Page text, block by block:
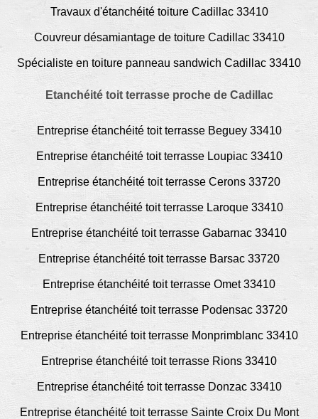
Travaux d'étanchéité toiture Cadillac 33410
Couvreur désamiantage de toiture Cadillac 33410
Spécialiste en toiture panneau sandwich Cadillac 33410
Etanchéité toit terrasse proche de Cadillac
Entreprise étanchéité toit terrasse Beguey 33410
Entreprise étanchéité toit terrasse Loupiac 33410
Entreprise étanchéité toit terrasse Cerons 33720
Entreprise étanchéité toit terrasse Laroque 33410
Entreprise étanchéité toit terrasse Gabarnac 33410
Entreprise étanchéité toit terrasse Barsac 33720
Entreprise étanchéité toit terrasse Omet 33410
Entreprise étanchéité toit terrasse Podensac 33720
Entreprise étanchéité toit terrasse Monprimblanc 33410
Entreprise étanchéité toit terrasse Rions 33410
Entreprise étanchéité toit terrasse Donzac 33410
Entreprise étanchéité toit terrasse Sainte Croix Du Mont